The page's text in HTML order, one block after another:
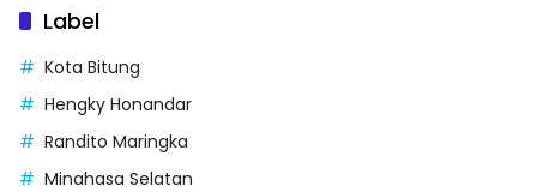
Label
Kota Bitung
Hengky Honandar
Randito Maringka
Minahasa Selatan